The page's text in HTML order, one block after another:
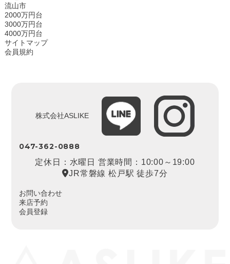
流山市
2000万円台
3000万円台
4000万円台
サイトマップ
会員規約
株式会社ASLIKE
047-362-0888
定休日：水曜日 営業時間：10:00～19:00
JR常磐線 松戸駅 徒歩7分
お問い合わせ
来店予約
会員登録